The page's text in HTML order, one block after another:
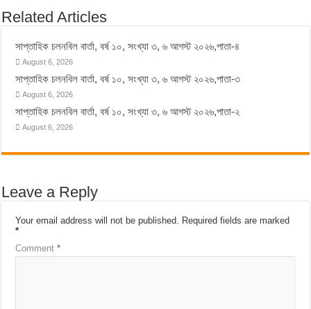
Related Articles
সাপ্তাহিক চলনবিল বার্তা, বর্ষ ১০, সংখ্যা ৩, ৬ আগস্ট ২০২৬,পাতা-৪
August 6, 2026
সাপ্তাহিক চলনবিল বার্তা, বর্ষ ১০, সংখ্যা ৩, ৬ আগস্ট ২০২৬,পাতা-৩
August 6, 2026
সাপ্তাহিক চলনবিল বার্তা, বর্ষ ১০, সংখ্যা ৩, ৬ আগস্ট ২০২৬,পাতা-২
August 6, 2026
Leave a Reply
Your email address will not be published. Required fields are marked
*
Comment*